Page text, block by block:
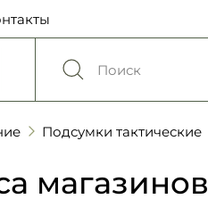
Подсумки тактические
магазинов